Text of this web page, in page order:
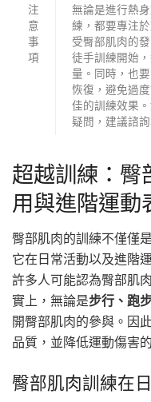
注
意
事
項
無論是進行熱
練，都要專注
受臀部肌肉的
徒手訓練開始
量。同時，也
恢復，避免過
佳的訓練效果
疑問，建議諮
超越訓練：臀
用與進階運動
臀部肌肉的訓練不僅僅
它在日常活動以及進階
許多人可能認為臀部肌
實上，無論是步行、跑
開臀部肌肉的參與。因
品質，並降低運動傷害
臀部肌肉訓練在